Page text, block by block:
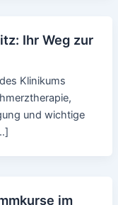
Ihr Weg zur
Klinikums
und wichtige
im